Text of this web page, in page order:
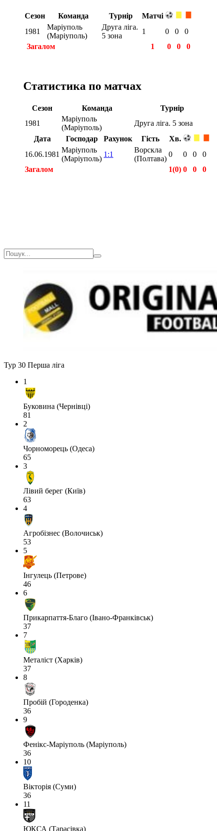
Сезон Команда Турнір
Матчі
1981
Маріуполь
(Маріуполь)
Друга ліга.
5 зона
1 0 0
0
Загалом
1 0 0 0
Статистика по матчах
Сезон Команда
Турнір
1981
Маріуполь
(Маріуполь)
Друга ліга. 5 зона
Дата
Господар Рахунок Гість
Хв.
16.06.1981
Маріуполь
(Маріуполь)
1:1
Ворскла
(Полтава)
0 0 0
0
Загалом
1(0) 0 0
0
Тур 30 Перша ліга
1
Буковина (Чернівці)
81
2
Чорноморець (Одеса)
65
3
Лівий берег (Київ)
63
4
Агробізнес (Волочиськ)
53
5
Інгулець (Петрове)
46
6
Прикарпаття-Благо (Івано-Франківськ)
37
7
Металіст (Харків)
37
8
Пробій (Городенка)
36
9
Фенікс-Маріуполь (Маріуполь)
36
10
Вікторія (Суми)
36
11
ЮКСА (Тарасівка)